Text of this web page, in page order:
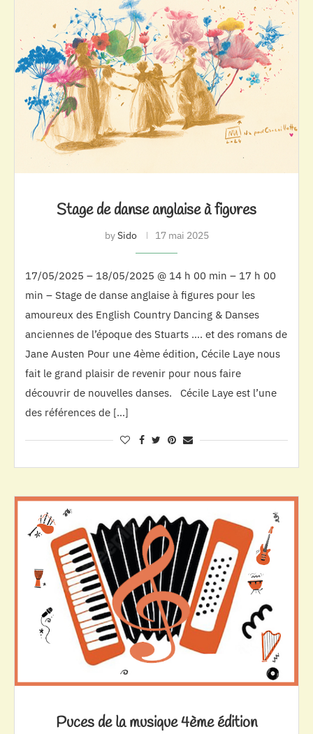
Stage de danse anglaise à figures
bySido 17 mai 2025
17/05/2025 – 18/05/2025 @ 14 h 00 min – 17 h 00
min – Stage de danse anglaise à figures pour les
amoureux des English Country Dancing & Danses
anciennes de l’époque des Stuarts …. et des romans de
Jane Austen Pour une 4ème édition, Cécile Laye nous
fait le grand plaisir de revenir pour nous faire
découvrir de nouvelles danses. Cécile Laye est l’une
des références de […]
Puces de la musique 4ème édition